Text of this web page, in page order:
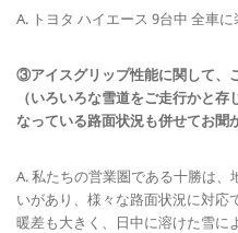
A. トヨタ ハイエース 9台中 全車に
③アイスグリップ性能に関して、
（いろいろな雪道をご走行かと
なっている路面状況も併せてお聞
A. 私たちの営業圏である十勝は
いがあり、様々な路面状況に対応
暖差も大きく、日中に溶けた雪に